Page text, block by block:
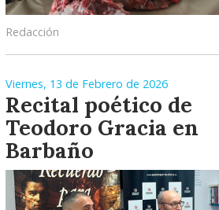
Redacción
Viernes, 13 de Febrero de 2026
Recital poético de
Teodoro Gracia en
Barbaño